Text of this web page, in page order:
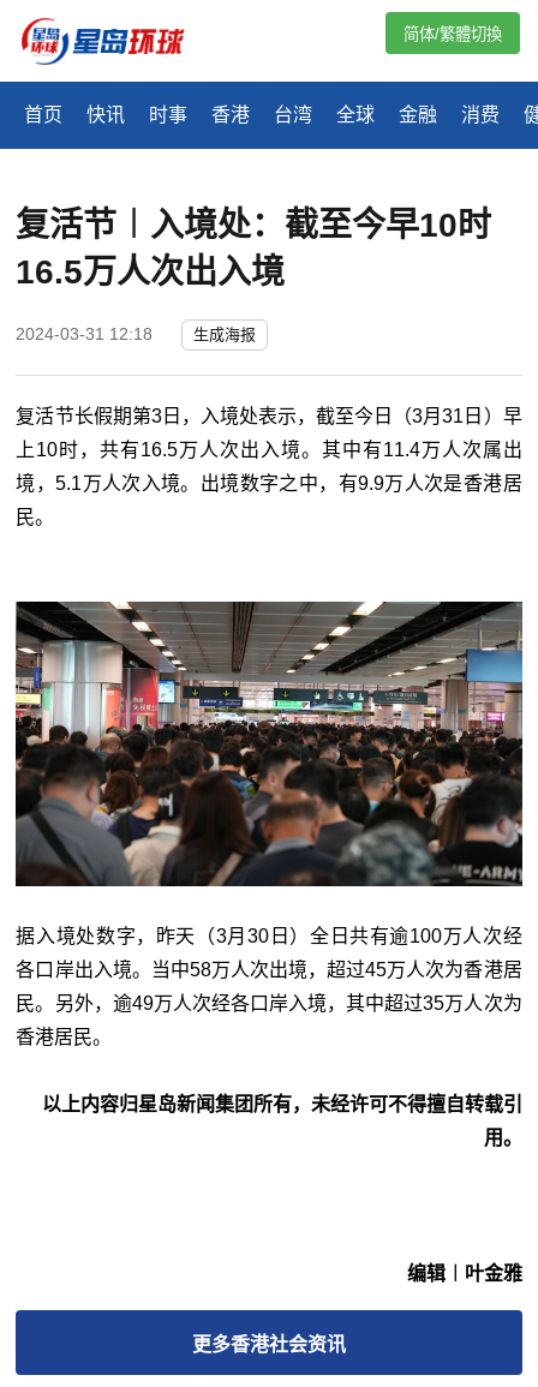
首页 快讯 时事 香港 台湾 全球 金融 消费
简体/繁體切換
复活节︱入境处：截至今早10时
16.5万人次出入境
2024-03-31 12:18 生成海报
复活节长假期第3日，入境处表示，截至今日（3月31日）早
上10时，共有16.5万人次出入境。其中有11.4万人次属出
境，5.1万人次入境。出境数字之中，有9.9万人次是香港居
民。
据入境处数字，昨天（3月30日）全日共有逾100万人次经
各口岸出入境。当中58万人次出境，超过45万人次为香港居
民。另外，逾49万人次经各口岸入境，其中超过35万人次为
香港居民。
以上内容归星岛新闻集团所有，未经许可不得擅自转载引
用。
编辑︱叶金雅
更多香港社会资讯